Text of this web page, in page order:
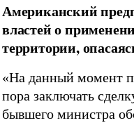
Американский
властей о
территории,
«На данный момент
пора заключать
бывшего министра